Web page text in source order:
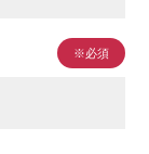
※必須